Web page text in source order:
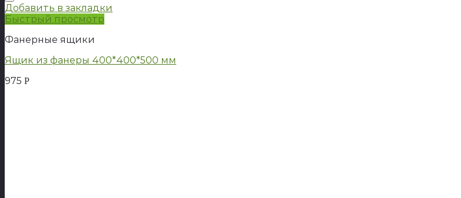
Добавить в закладки
Быстрый просмотр
Фанерные ящики
Ящик из фанеры 400*400*500 мм
975 Р